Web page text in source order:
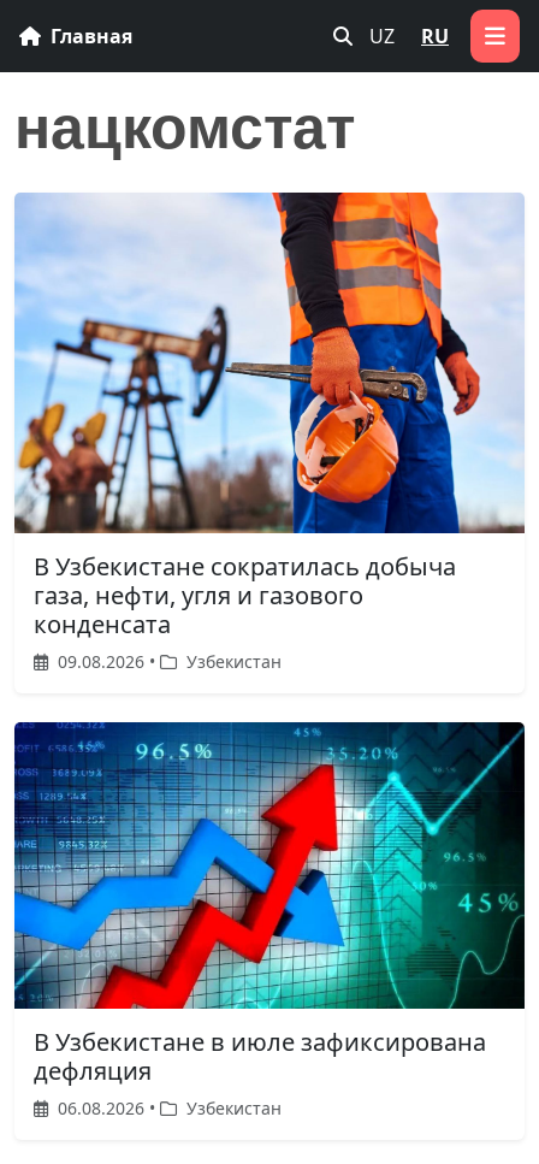
Главная UZ RU
нацкомстат
В Узбекистане сократилась добыча
газа, нефти, угля и газового
конденсата
09.08.2026 • Узбекистан
В Узбекистане в июле зафиксирована
дефляция
06.08.2026 • Узбекистан